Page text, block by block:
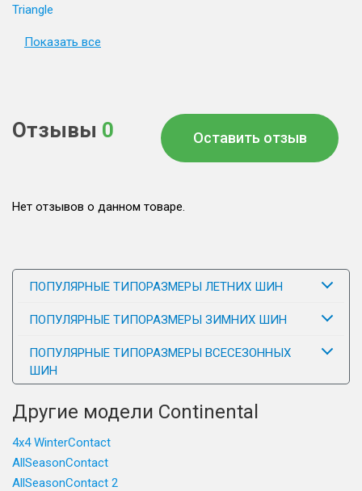
Triangle
Показать все
Отзывы 0 Оставить отзыв
Нет отзывов о данном товаре.
ПОПУЛЯРНЫЕ ТИПОРАЗМЕРЫ ЛЕТНИХ ШИН
ПОПУЛЯРНЫЕ ТИПОРАЗМЕРЫ ЗИМНИХ ШИН
ПОПУЛЯРНЫЕ ТИПОРАЗМЕРЫ ВСЕСЕЗОННЫХ
ШИН
Другие модели Continental
4x4 WinterContact
AllSeasonContact
AllSeasonContact 2